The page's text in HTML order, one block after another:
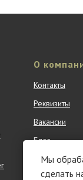
О
Контакты
Реквизиты
Вакансии
Блог
Партнерам
Новости
Мы
сделать